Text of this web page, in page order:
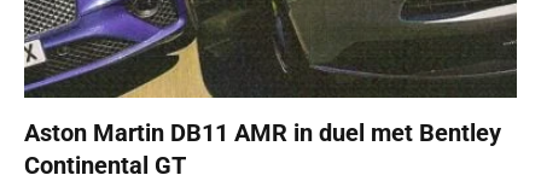
Aston Martin DB11 AMR in duel met Bentley
Continental GT